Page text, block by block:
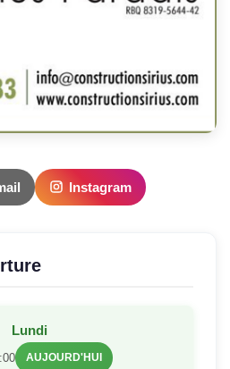
Instagram
Lundi
AUJOURD'HUI